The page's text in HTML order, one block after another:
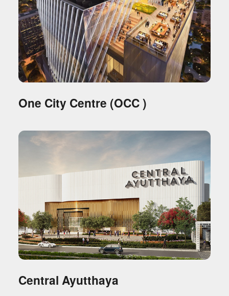
One City Centre (OCC )
Central Ayutthaya